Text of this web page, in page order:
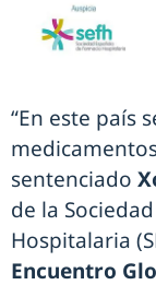
“En este país
sentenciado
de la
Hospitalaria
Encuentro